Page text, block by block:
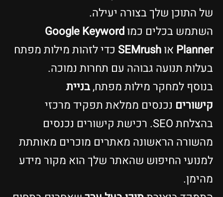
של התוכן שלך בצורה יעילה.
השתמש בכלים כמוGoogle Keyword
Planner אוSEMrush כדי לזהות מילות מפתח
בעלות תנועה גבוהה עם תחרות נמוכה.
בנוסף למחקר מילות מפתח,בניית
קישורים נכנסים ממלאת תפקיד מרכזי
בהצלחת SEO. רכישת קישורים נכנסים
מהשורה הראשונה מאתרים מוכרים מאותתת
למנועי החיפוש שהאתר שלך הוא מקור מידע
מהימן.